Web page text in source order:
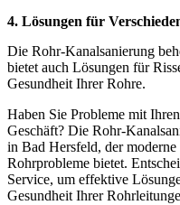
4. Lösungen für
Die Rohr-Kanalsanierung
bietet auch Lösungen für
Gesundheit Ihrer Rohre.
Haben Sie Probleme mit
Geschäft? Die Rohr-
in Bad Hersfeld, der
Rohrprobleme bietet.
Service, um effektive
Gesundheit Ihrer